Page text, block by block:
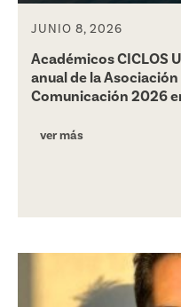
JUNIO 8, 2026
Académicos CICLOS
anual de la
Comunicación 2026
ver más